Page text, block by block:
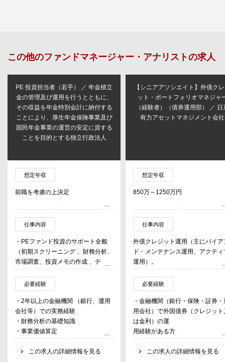
この他のファンドマネージャー・アナリストの求人
PE 投資担当者（若手） ／ 年金積立
金の管理及び運用を行うとともに、
その収益を年金特別会計に納付する
ことにより、厚生年金保険事業及び
国民年金事業の運営の安定に資する
ことを目的とする独立行政法人
想定年収
前職を考慮の上決定
仕事内容
・PEファンド投資のサポート全般
（初期スクリーニング 、財務分析、
市場調査、投資メモの作成 、デュー
デリジェンス支援、投資委員会資料
作成、ドキュメンテーション支援）
・投資先ファンドの定期レポート作
成支援
・PE投資に関する各種データの収
集管理
必要経験
・2年以上の金融機関 （銀行、運用
会社等）での実務経験
・財務分析の基礎知識
・事業価値算定
・英語でのビジネス文書読解力
この求人の詳細情報を見る
【シニアアソシエイト】外債ク
ット・ポートフォリオマネジャ
（経験者）（債券運用部） ／ 日
有力アセットマネジメント会社
想定年収
850万～1250万円
仕事内容
外債クレジット運用（主にバイア
ド・メンテナンス運用、アクティ
運用）。
・外貨建て社債における運用実務
（主に米ドル建て・ユーロ建て社
債）
・海外マクロ経済分析、海外クレ
ット市場分析、個別クレジット分
析・ESG分析、債券投資判断、
トフォリオ管理、発注実務
・年金・投信顧客向け運用・市場
必要経験
・金融機関（銀行・保険・証券・
用会社）で外国債券（クレジット
は金利）の運
用経験がある方
・クレジット市場分析、マクロ経
分析の経験がある方
この求人の詳細情報を見る